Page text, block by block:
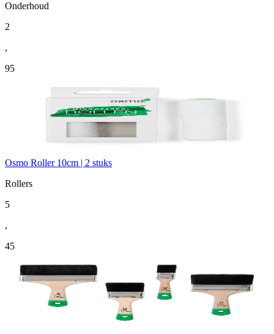
Onderhoud
2
,
95
Osmo Roller 10cm | 2 stuks
Rollers
5
,
45